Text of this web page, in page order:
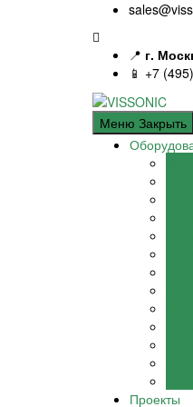
📍 г.
📱 +7
Меню Закрыть
Проекты